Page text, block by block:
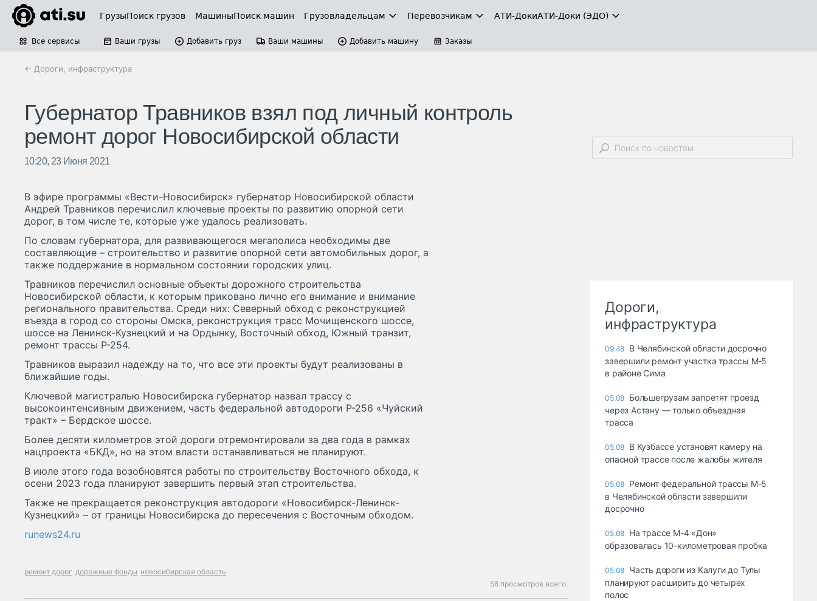
ГрузыПоиск грузов МашиныПоиск машин Грузовладельцам Перевозчикам АТИ-ДокиАТИ-Доки (ЭДО)
Все сервисы Ваши грузы Добавить груз Ваши машины Добавить машину Заказы
← Дороги, инфраструктура
Губернатор Травников взял под личный контроль
ремонт дорог Новосибирской области
10:20, 23 Июня 2021
В эфире программы «Вести-Новосибирск» губернатор Новосибирской области
Андрей Травников перечислил ключевые проекты по развитию опорной сети
дорог, в том числе те, которые уже удалось реализовать.
По словам губернатора, для развивающегося мегаполиса необходимы две
составляющие – строительство и развитие опорной сети автомобильных дорог, а
также поддержание в нормальном состоянии городских улиц.
Травников перечислил основные объекты дорожного строительства
Новосибирской области, к которым приковано лично его внимание и внимание
регионального правительства. Среди них: Северный обход с реконструкцией
въезда в город со стороны Омска, реконструкция трасс Мочищенского шоссе,
шоссе на Ленинск-Кузнецкий и на Ордынку, Восточный обход, Южный транзит,
ремонт трассы Р-254.
Травников выразил надежду на то, что все эти проекты будут реализованы в
ближайшие годы.
Ключевой магистралью Новосибирска губернатор назвал трассу с
высокоинтенсивным движением, часть федеральной автодороги Р-256 «Чуйский
тракт» – Бердское шоссе.
Более десяти километров этой дороги отремонтировали за два года в рамках
нацпроекта «БКД», но на этом власти останавливаться не планируют.
В июле этого года возобновятся работы по строительству Восточного обхода, к
осени 2023 года планируют завершить первый этап строительства.
Также не прекращается реконструкция автодороги «Новосибирск-Ленинск-
Кузнецкий» – от границы Новосибирска до пересечения с Восточным обходом.
runews24.ru
ремонт дорог дорожные фонды новосибирская область
58 просмотров всего.
Дороги,
инфраструктура
09:48 В Челябинской области досрочно
завершили ремонт участка трассы М‑5
в районе Сима
05.08 Большегрузам запретят проезд
через Астану — только объездная
трасса
05.08 В Кузбассе установят камеру на
опасной трассе после жалобы жителя
05.08 Ремонт федеральной трассы М-5
в Челябинской области завершили
досрочно
05.08 На трассе М-4 «Дон»
образовалась 10-километровая пробка
05.08 Часть дороги из Калуги до Тулы
планируют расширить до четырех
полос